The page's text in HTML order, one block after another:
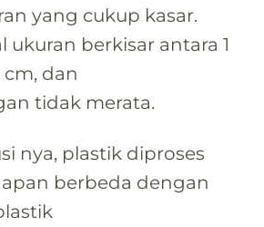
yang cukup kasar.
ukuran berkisar antara 1
dan
tidak merata.
nya, plastik diproses
berbeda dengan